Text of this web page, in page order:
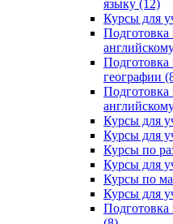
языку (12)
Курсы для
географии
Курсы для
Курсы для
Курсы по
Курсы для
Курсы по
Курсы для